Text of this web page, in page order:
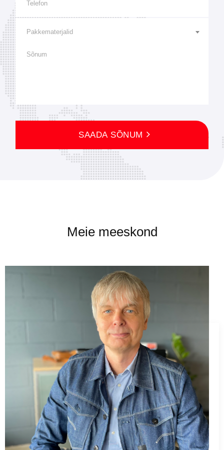
Pakkematerjalid
SAADA SÕNUM
Meie meeskond